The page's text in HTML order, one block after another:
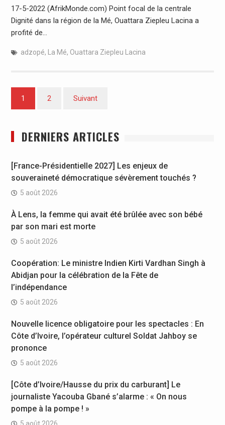
17-5-2022 (AfrikMonde.com) Point focal de la centrale
Dignité dans la région de la Mé, Ouattara Ziepleu Lacina a
profité de…
adzopé, La Mé, Ouattara Ziepleu Lacina
Pagination
des
1 2 Suivant
DERNIERS ARTICLES
[France-Présidentielle 2027] Les enjeux de
souveraineté démocratique sévèrement touchés ?
5 août 2026
À Lens, la femme qui avait été brûlée avec son bébé
par son mari est morte
5 août 2026
Coopération: Le ministre Indien Kirti Vardhan Singh à
Abidjan pour la célébration de la Fête de
l’indépendance
5 août 2026
Nouvelle licence obligatoire pour les spectacles : En
Côte d’Ivoire, l’opérateur culturel Soldat Jahboy se
prononce
5 août 2026
[Côte d’Ivoire/Hausse du prix du carburant] Le
journaliste Yacouba Gbané s’alarme : « On nous
pompe à la pompe ! »
5 août 2026